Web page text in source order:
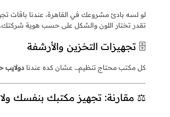
لو لسه بادئ مشروعك في القاهرة، عندنا باقات
تقدر تختار اللون والشكل على حسب هوية شركتك.
🗄️ تجهيزات التخزين والأرشفة
كل مكتب محتاج تنظيم… عشان كده عندنا
⚖️ مقارنة: تجهيز مكتبك بنفسك